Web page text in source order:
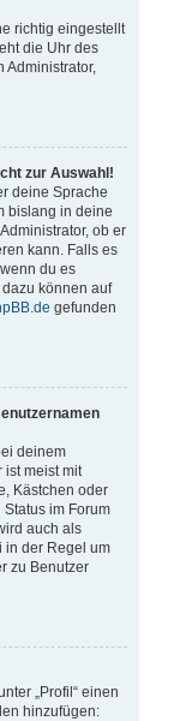
richtig eingestellt
die Uhr des
Administrator,
zur Auswahl!
deine Sprache
bislang in deine
ob er
kann. Falls es
du es
können auf
gefunden
deinem
ist meist mit
Kästchen oder
im Forum
auch als
in der Regel um
zu Benutzer
„Profil“ einen
hinzufügen: